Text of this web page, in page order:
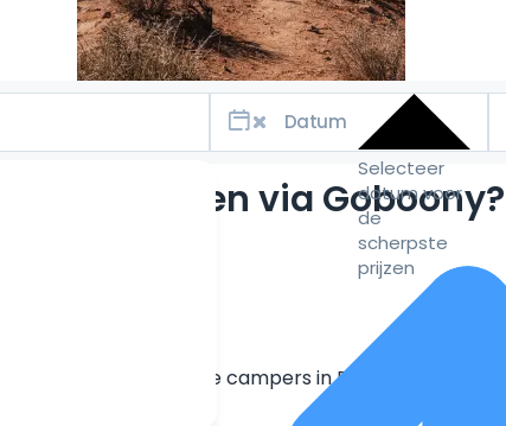
Selecteer
datum voor
de
scherpste
prijzen
Waarom huren via Goboony?
Grootste aanbod unieke campers in Europa